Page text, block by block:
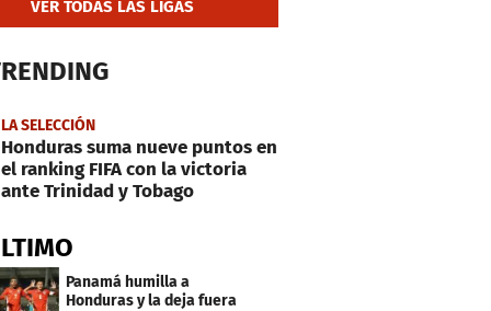
VER TODAS LAS LIGAS
LA SELECCIÓN
Honduras suma nueve puntos en
el ranking FIFA con la victoria
ante Trinidad y Tobago
Panamá humilla a
Honduras y la deja fuera